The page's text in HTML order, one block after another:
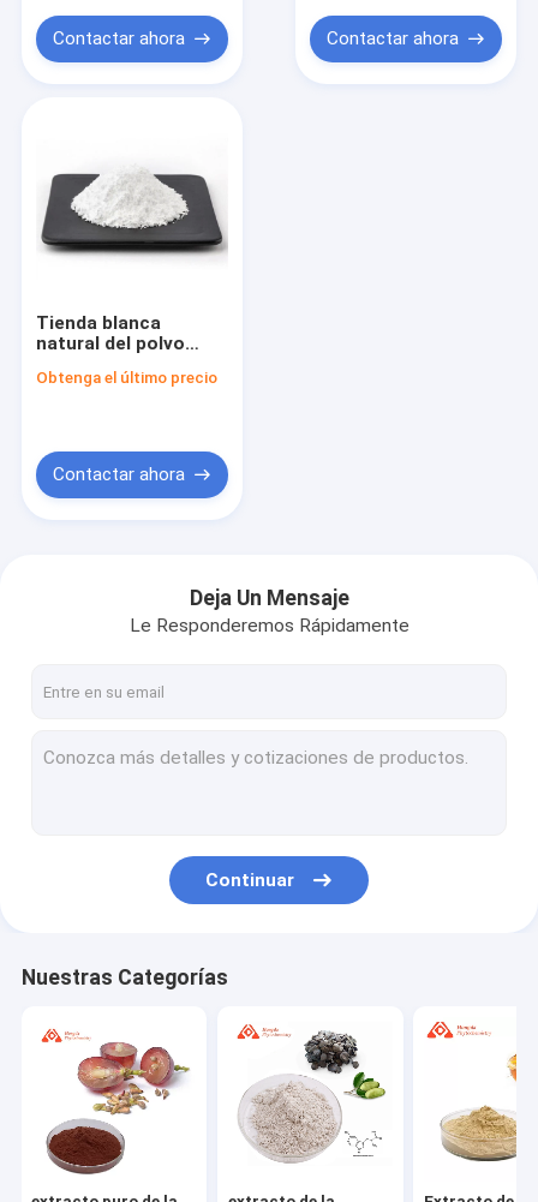
Contactar ahora Contactar ahora
Tienda blanca
natural del polvo
557-61-9
Obtenga el último precio
Contactar ahora
Deja Un Mensaje
Le Responderemos Rápidamente
Continuar
Nuestras Categorías